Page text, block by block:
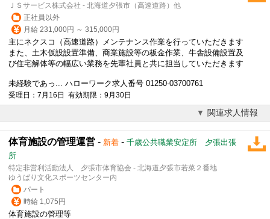
ＪＳサービス株式会社 - 北海道夕張市（高速道路）他
正社員以外
月給 231,000円 ～ 315,000円
主にネクスコ（高速道路）メンテナンス作業を行っていただきます
また、土木仮設設置準備、商業施設等の板金作業、牛舎設備設置及
び住宅解体等の幅広い業務を先輩社員と共に担当していただきます
未経験であっ... ハローワーク求人番号 01250-03700761
受理日：7月16日 有効期限：9月30日
関連求人情報
体育施設の管理運営 - 新着 - 千歳公共職業安定所 夕張出張
所
特定非営利活動法人 夕張市体育協会 - 北海道夕張市若菜２番地
ゆうばり文化スポーツセンター内
パート
時給 1,075円
体育施設の管理等